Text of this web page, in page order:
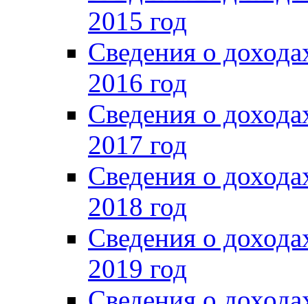
2015 год
Сведения о
2016 год
Сведения о
2017 год
Сведения о
2018 год
Сведения о
2019 год